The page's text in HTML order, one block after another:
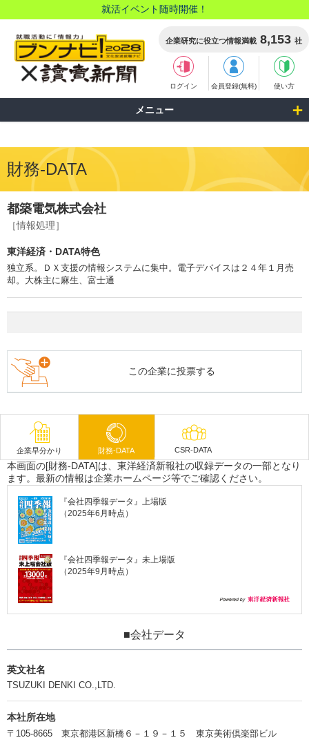
就活イベント随時開催！
企業研究に役立つ情報満載 8,153 社
ログイン 会員登録(無料) 使い方
メニュー
財務-DATA
都築電気株式会社
［情報処理］
東洋経済・DATA特色
独立系。ＤＸ支援の情報システムに集中。電子デバイスは２４年１月売
却。大株主に麻生、富士通
この企業に投票する
企業早分かり 財務-DATA CSR-DATA
本画面の[財務-DATA]は、東洋経済新報社の収録データの一部となり
ます。最新の情報は企業ホームページ等でご確認ください。
『会社四季報データ』上場版
（2025年6月時点）
『会社四季報データ』未上場版
（2025年9月時点）
■会社データ
英文社名
TSUZUKI DENKI CO.,LTD.
本社所在地
〒105-8665 東京都港区新橋６－１９－１５ 東京美術倶楽部ビル